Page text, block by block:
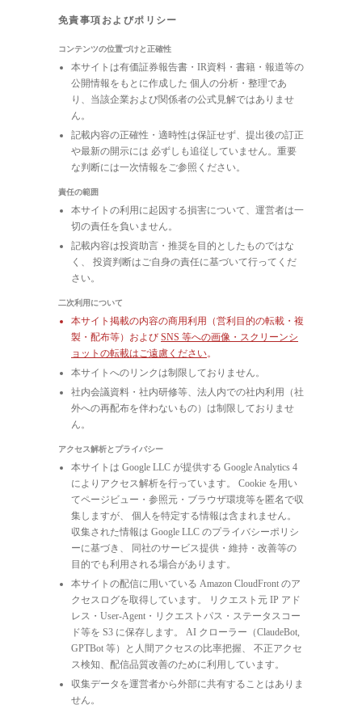
免責事項およびポリシー
コンテンツの位置づけと正確性
本サイトは有価証券報告書・IR資料・書籍・報道等の
公開情報をもとに作成した 個人の分析・整理であ
り、当該企業および関係者の公式見解ではありませ
ん。
記載内容の正確性・適時性は保証せず、提出後の訂正
や最新の開示には 必ずしも追従していません。重要
な判断には一次情報をご参照ください。
責任の範囲
本サイトの利用に起因する損害について、運営者は一
切の責任を負いません。
記載内容は投資助言・推奨を目的としたものではな
く、 投資判断はご自身の責任に基づいて行ってくだ
さい。
二次利用について
本サイト掲載の内容の商用利用（営利目的の転載・複
製・配布等）および SNS 等への画像・スクリーンシ
ョットの転載はご遠慮ください。
本サイトへのリンクは制限しておりません。
社内会議資料・社内研修等、法人内での社内利用（社
外への再配布を伴わないもの）は制限しておりませ
ん。
アクセス解析とプライバシー
本サイトは Google LLC が提供する Google Analytics 4
によりアクセス解析を行っています。 Cookie を用い
てページビュー・参照元・ブラウザ環境等を匿名で収
集しますが、 個人を特定する情報は含まれません。
収集された情報は Google LLC のプライバシーポリシ
ーに基づき、 同社のサービス提供・維持・改善等の
目的でも利用される場合があります。
本サイトの配信に用いている Amazon CloudFront のア
クセスログを取得しています。 リクエスト元 IP アド
レス・User-Agent・リクエストパス・ステータスコー
ド等を S3 に保存します。 AI クローラー（ClaudeBot,
GPTBot 等）と人間アクセスの比率把握、 不正アクセ
ス検知、配信品質改善のために利用しています。
収集データを運営者から外部に共有することはありま
せん。